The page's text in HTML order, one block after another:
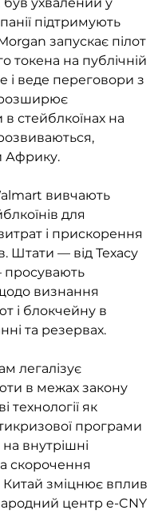
підтримують
запускає пілот
токена на публічній
і веде переговори з
розширює
в стейблкоїнах на
Африку.
вивчають
для
і прискорення
Штати — від Техасу
визнання
і блокчейну в
та резервах.
легалізує
в межах закону
технології як
програми
внутрішні
скорочення
Китай зміцнює вплив
центр e-CNY